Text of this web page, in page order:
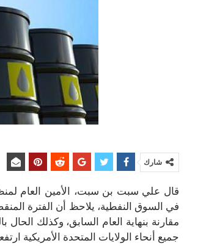
شارك
قال علي سبت بن سبت، الأمين العام
مقارنة بنهاية العام السابق، وكذلك
جميع أنحاء الولايات المتحدة الأمريكية